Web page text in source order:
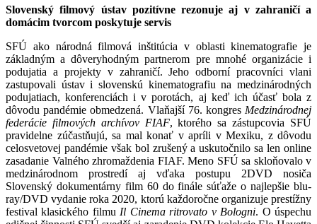
Slovenský filmový ústav pozitívne rezonuje aj v zahraničí a
domácim tvorcom poskytuje servis
SFÚ ako národná filmová inštitúcia v oblasti kinematografie je
základným a dôveryhodným partnerom pre mnohé organizácie i
podujatia a projekty v zahraničí. Jeho odborní pracovníci vlani
zastupovali ústav i slovenskú kinematografiu na medzinárodných
podujatiach, konferenciách i v porotách, aj keď ich účasť bola z
dôvodu pandémie obmedzená. Vlaňajší 76. kongres Medzinárodnej
federácie filmových archívov FIAF, ktorého sa zástupcovia SFÚ
pravidelne zúčastňujú, sa mal konať v apríli v Mexiku, z dôvodu
celosvetovej pandémie však bol zrušený a uskutočnilo sa len online
zasadanie Valného zhromaždenia FIAF. Meno SFÚ sa skloňovalo v
medzinárodnom prostredí aj vďaka postupu 2DVD nosiča
Slovenský dokumentárny film 60 do finále súťaže o najlepšie blu-
ray/DVD vydanie roka 2020, ktorú každoročne organizuje prestížny
festival klasického filmu Il Cinema ritrovato v Bologni. O úspechu